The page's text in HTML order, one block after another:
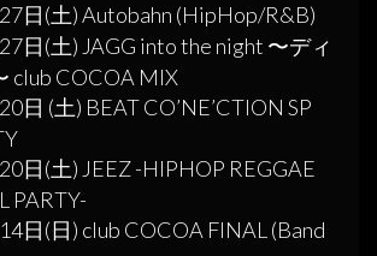
日(土) Autobahn (HipHop/R&B)
日(土) JAGG into the night 〜ディ
club COCOA MIX
日 (土) BEAT CO’NE’CTION SP
日(土) JEEZ -HIPHOP REGGAE
PARTY-
日(日) club COCOA FINAL (Band